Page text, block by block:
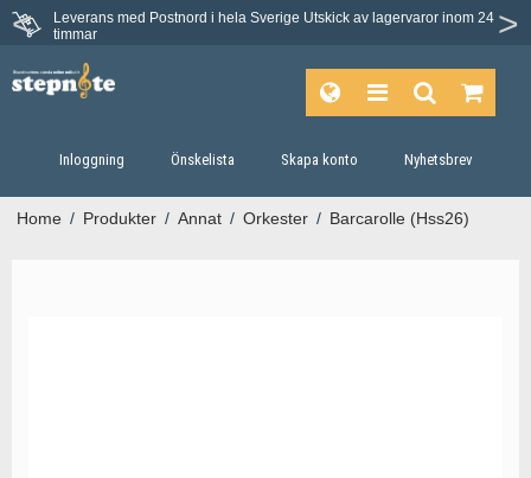
Leverans med Postnord i hela Sverige Utskick av lagervaror inom 24
timmar
Inloggning Önskelista Skapa konto Nyhetsbrev
Home / Produkter / Annat / Orkester / Barcarolle (Hss26)